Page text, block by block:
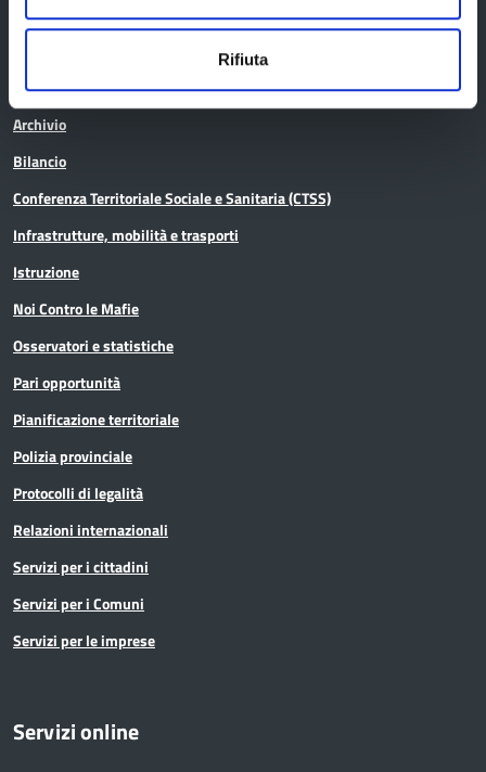
Rifiuta
Archivio
Bilancio
Conferenza Territoriale Sociale e Sanitaria (CTSS)
Infrastrutture, mobilità e trasporti
Istruzione
Noi Contro le Mafie
Osservatori e statistiche
Pari opportunità
Pianificazione territoriale
Polizia provinciale
Protocolli di legalità
Relazioni internazionali
Servizi per i cittadini
Servizi per i Comuni
Servizi per le imprese
Servizi online